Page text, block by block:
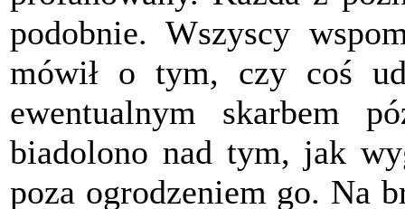
podobnie. Wszyscy
mówił o tym, czy coś
ewentualnym skarbem
biadolono nad tym, jak
poza ogrodzeniem go. Na